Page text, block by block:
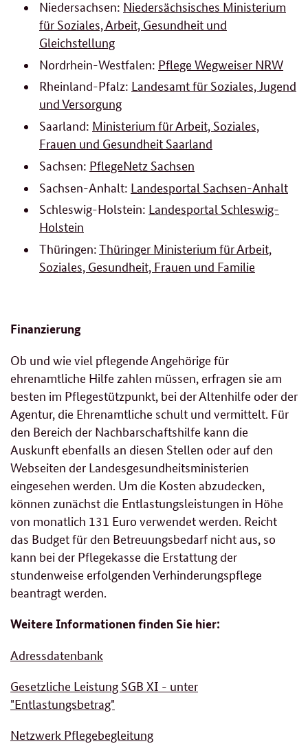
Niedersachsen: Niedersächsisches Ministerium
für Soziales, Arbeit, Gesundheit und
Gleichstellung
Nordrhein-Westfalen: Pflege Wegweiser NRW
Rheinland-Pfalz: Landesamt für Soziales, Jugend
und Versorgung
Saarland: Ministerium für Arbeit, Soziales,
Frauen und Gesundheit Saarland
Sachsen: PflegeNetz Sachsen
Sachsen-Anhalt: Landesportal Sachsen-Anhalt
Schleswig-Holstein: Landesportal Schleswig-
Holstein
Thüringen:Thüringer Ministerium für Arbeit,
Soziales, Gesundheit, Frauen und Familie
Finanzierung
Ob und wie viel pflegende Angehörige für
ehrenamtliche Hilfe zahlen müssen, erfragen sie am
besten im Pflegestützpunkt, bei der Altenhilfe oder der
Agentur, die Ehrenamtliche schult und vermittelt. Für
den Bereich der Nachbarschaftshilfe kann die
Auskunft ebenfalls an diesen Stellen oder auf den
Webseiten der Landesgesundheitsministerien
eingesehen werden. Um die Kosten abzudecken,
können zunächst die Entlastungsleistungen in Höhe
von monatlich 131 Euro verwendet werden. Reicht
das Budget für den Betreuungsbedarf nicht aus, so
kann bei der Pflegekasse die Erstattung der
stundenweise erfolgenden Verhinderungspflege
beantragt werden.
Weitere Informationen finden Sie hier:
Adressdatenbank
Gesetzliche Leistung SGB XI - unter
"Entlastungsbetrag"
Netzwerk Pflegebegleitung